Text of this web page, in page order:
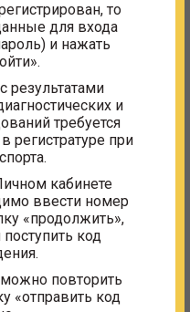
обследование по
исследования;
и повторный);
ТТГ, Т4св., Т3 св., АТ к
то
для входа
и нажать
результатами
и
требуется
регистратуре при
кабинете
ввести номер
«продолжить»,
код
повторить
«отправить код